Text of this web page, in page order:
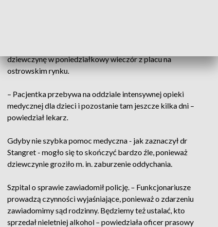
dziewczynę w poniedziałkowy wieczór z placu na
ostrowskim rynku.
– Pacjentka przebywa na oddziale intensywnej opieki
medycznej dla dzieci i pozostanie tam jeszcze kilka dni –
powiedział lekarz.
Gdyby nie szybka pomoc medyczna - jak zaznaczył dr
Stangret - mogło się to skończyć bardzo źle, ponieważ
dziewczynie groziło m. in. zaburzenie oddychania.
Szpital o sprawie zawiadomił policję. – Funkcjonariusze
prowadzą czynności wyjaśniające, ponieważ o zdarzeniu
zawiadomimy sąd rodzinny. Będziemy też ustalać, kto
sprzedał nieletniej alkohol – powiedziała oficer prasowy